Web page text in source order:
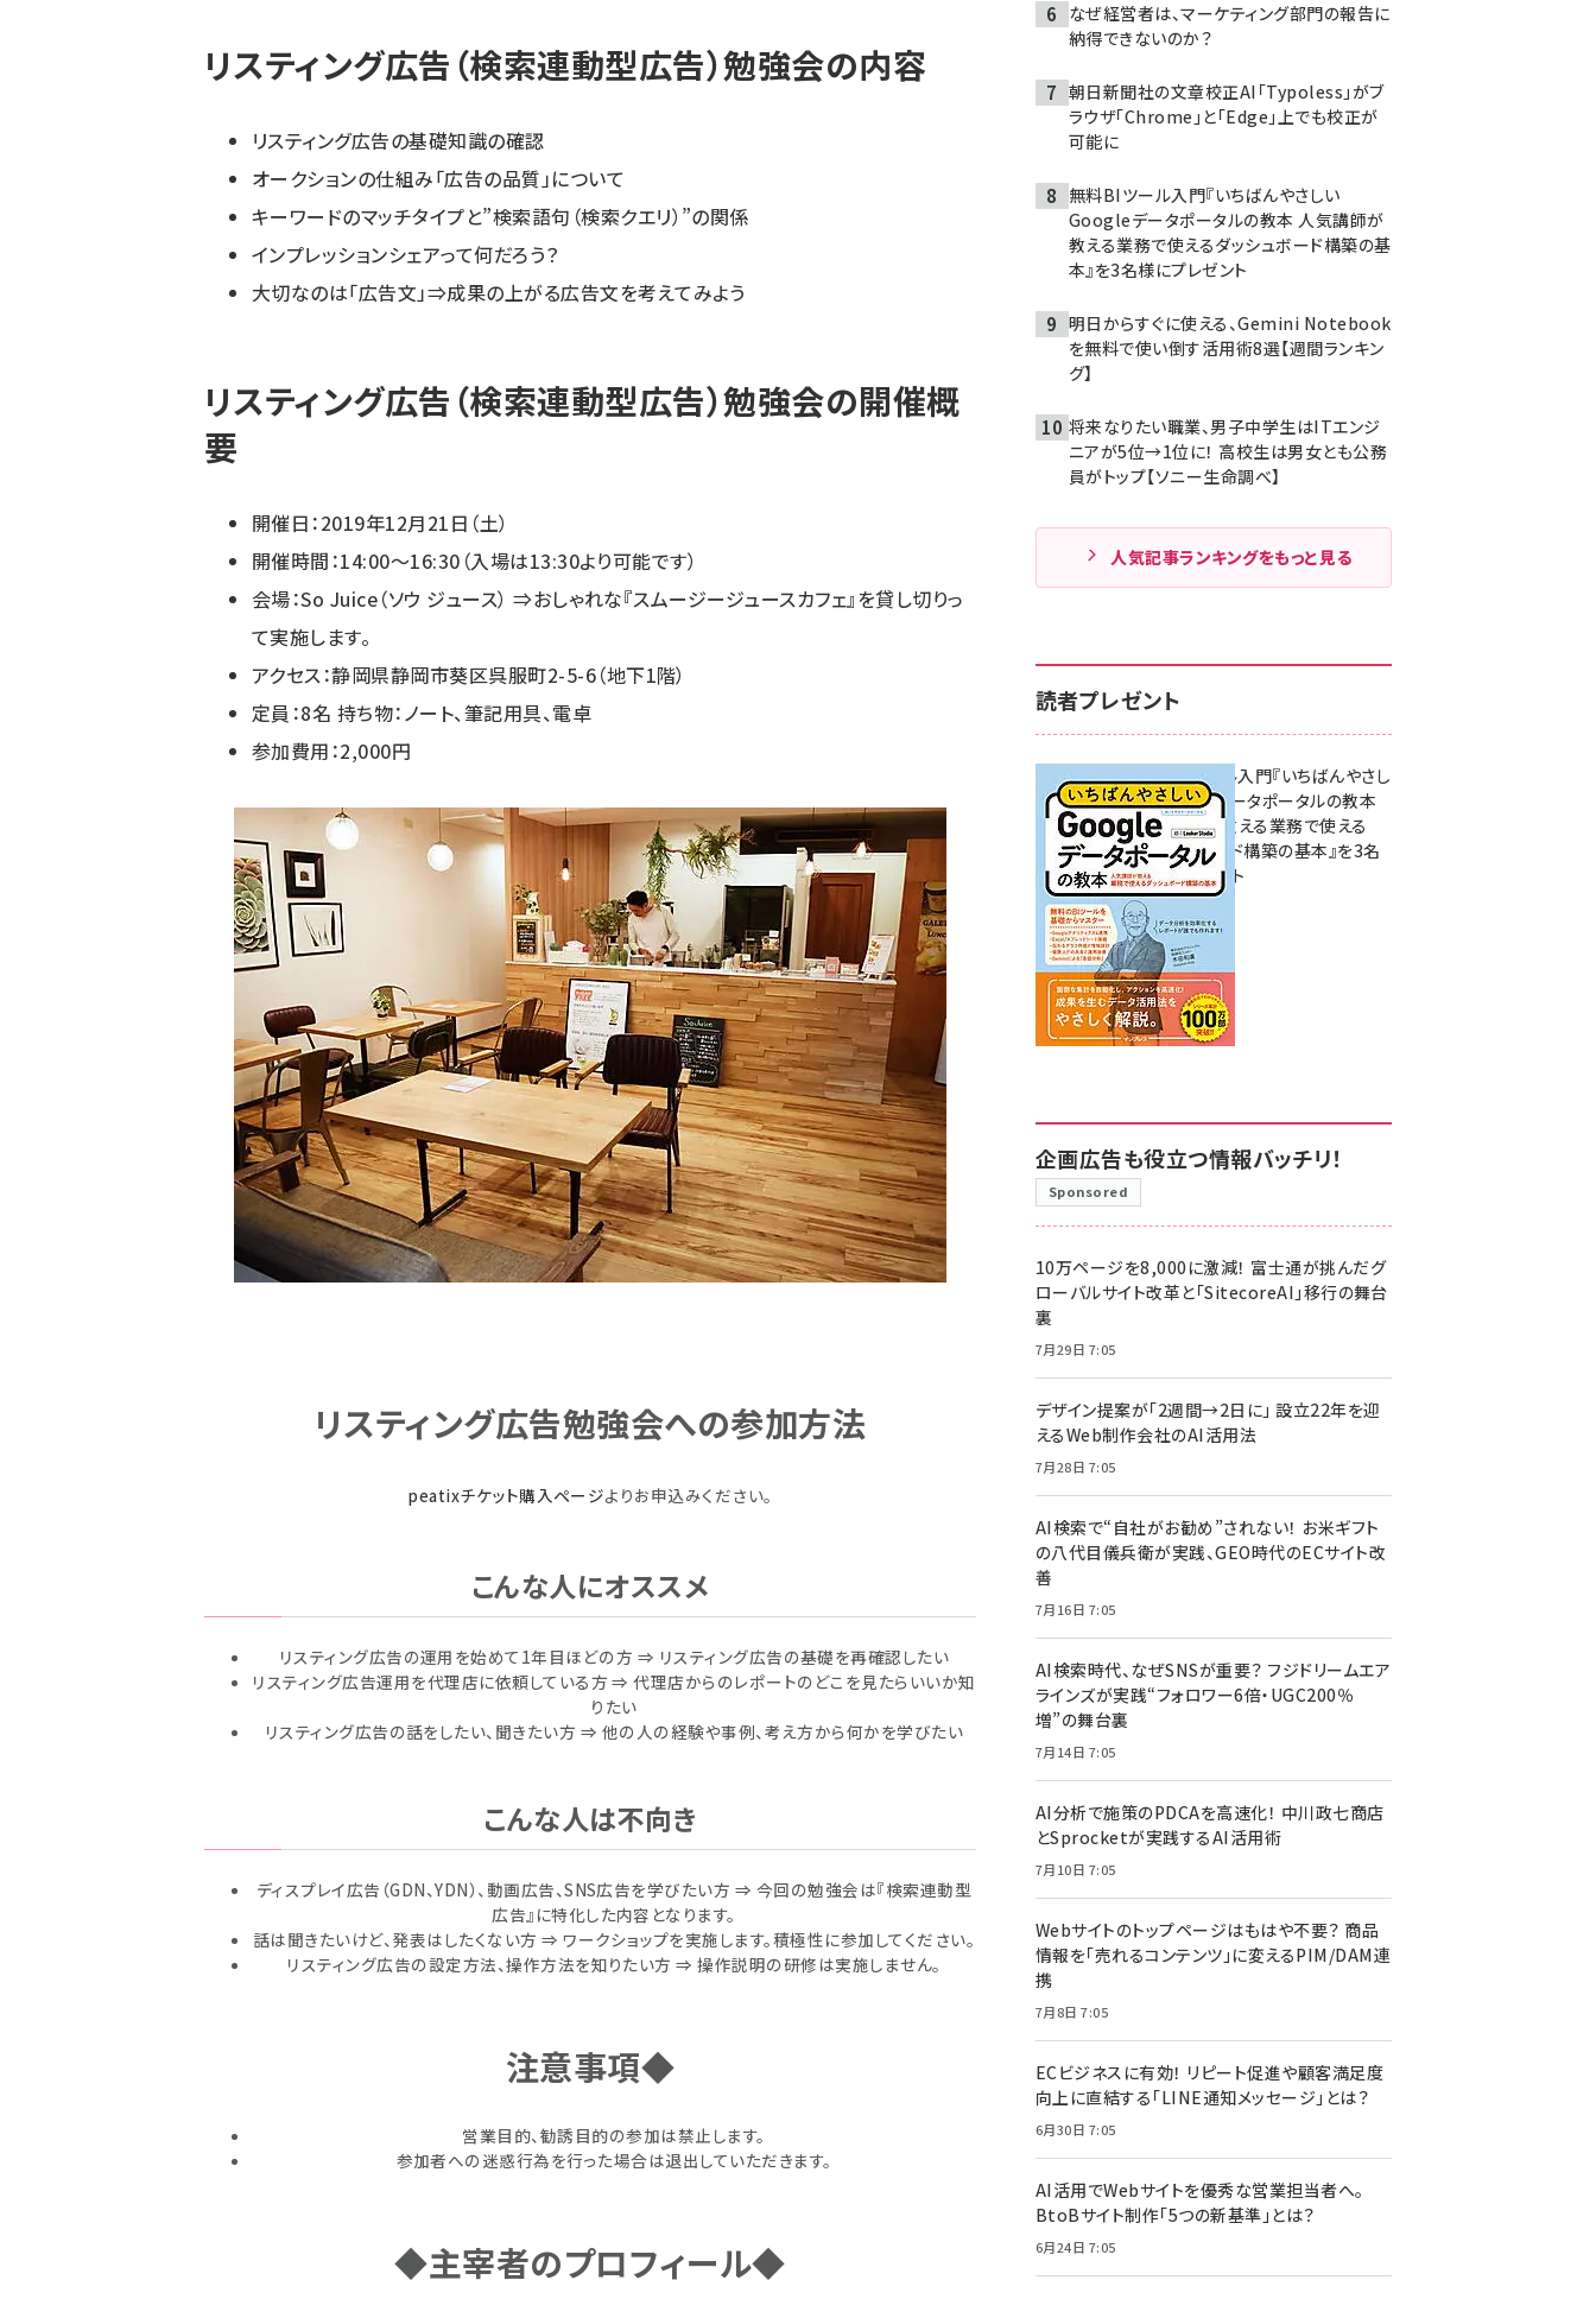
リスティング広告（検索連動型広告）勉強会の内容
リスティング広告の基礎知識の確認
オークションの仕組み「広告の品質」について
キーワードのマッチタイプと”検索語句（検索クエリ）”の関係
インプレッションシェアって何だろう？
大切なのは「広告文」⇒成果の上がる広告文を考えてみよう
リスティング広告（検索連動型広告）勉強会の開催概
要
開催日：2019年12月21日（土）
開催時間：14:00～16:30（入場は13:30より可能です）
会場：So Juice（ソウ ジュース） ⇒おしゃれな『スムージージュースカフェ』を貸し切りっ
て実施します。
アクセス：静岡県静岡市葵区呉服町2-5-6（地下1階）
定員：8名 持ち物：ノート、筆記用具、電卓
参加費用：2,000円
リスティング広告勉強会への参加方法
peatixチケット購入ページよりお申込みください。
こんな人にオススメ
リスティング広告の運用を始めて1年目ほどの方 ⇒ リスティング広告の基礎を再確認したい
リスティング広告運用を代理店に依頼している方 ⇒ 代理店からのレポートのどこを見たらいいか知
りたい
リスティング広告の話をしたい、聞きたい方 ⇒ 他の人の経験や事例、考え方から何かを学びたい
こんな人は不向き
ディスプレイ広告（GDN、YDN）、動画広告、SNS広告を学びたい方 ⇒ 今回の勉強会は『検索連動型
広告』に特化した内容となります。
話は聞きたいけど、発表はしたくない方 ⇒ ワークショップを実施します。積極性に参加してください。
リスティング広告の設定方法、操作方法を知りたい方 ⇒ 操作説明の研修は実施しません。
注意事項◆
営業目的、勧誘目的の参加は禁止します。
参加者への迷惑行為を行った場合は退出していただきます。
◆主宰者のプロフィール◆
なぜ経営者は、マーケティング部門の報告に
納得できないのか？
朝日新聞社の文章校正AI「Typoless」がブ
ラウザ「Chrome」と「Edge」上でも校正が
可能に
無料BIツール入門『いちばんやさしい
Googleデータポータルの教本 人気講師が
教える業務で使えるダッシュボード構築の基
本』を3名様にプレゼント
明日からすぐに使える、Gemini Notebook
を無料で使い倒す活用術8選【週間ランキン
グ】
将来なりたい職業、男子中学生はITエンジ
ニアが5位→1位に！ 高校生は男女とも公務
員がトップ【ソニー生命調べ】
人気記事ランキングをもっと見る
読者プレゼント
無料BIツール入門『いちばんやさし
いGoogleデータポータルの教本
人気講師が教える業務で使える
ダッシュボード構築の基本』を3名
様にプレゼント
7月31日 10:00
企画広告も役立つ情報バッチリ！
Sponsored
10万ページを8,000に激減！ 富士通が挑んだグ
ローバルサイト改革と「SitecoreAI」移行の舞台
裏
7月29日 7:05
デザイン提案が「2週間→2日に」 設立22年を迎
えるWeb制作会社のAI活用法
7月28日 7:05
AI検索で“自社がお勧め”されない！ お米ギフト
の八代目儀兵衛が実践、GEO時代のECサイト改
善
7月16日 7:05
AI検索時代、なぜSNSが重要？ フジドリームエア
ラインズが実践“フォロワー6倍・UGC200％
増”の舞台裏
7月14日 7:05
AI分析で施策のPDCAを高速化！ 中川政七商店
とSprocketが実践するAI活用術
7月10日 7:05
Webサイトのトップページはもはや不要？ 商品
情報を「売れるコンテンツ」に変えるPIM/DAM連
携
7月8日 7:05
ECビジネスに有効！ リピート促進や顧客満足度
向上に直結する「LINE通知メッセージ」とは？
6月30日 7:05
AI活用でWebサイトを優秀な営業担当者へ。
BtoBサイト制作「5つの新基準」とは？
6月24日 7:05